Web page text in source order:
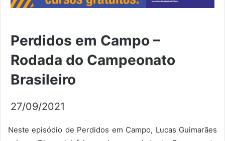
Perdidos em Campo –
Rodada do Campeonato
Brasileiro
27/09/2021
Neste episódio de Perdidos em Campo, Lucas Guimarães